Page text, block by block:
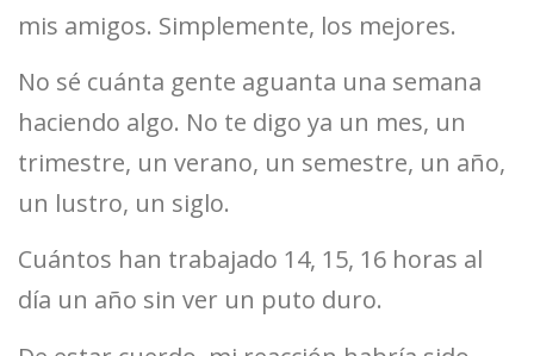
mis amigos. Simplemente, los mejores.
No sé cuánta gente aguanta una semana
haciendo algo. No te digo ya un mes, un
trimestre, un verano, un semestre, un año,
un lustro, un siglo.
Cuántos han trabajado 14, 15, 16 horas al
día un año sin ver un puto duro.